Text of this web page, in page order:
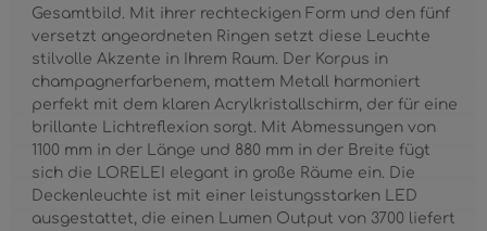
Gesamtbild. Mit ihrer rechteckigen Form und den fünf
versetzt angeordneten Ringen setzt diese Leuchte
stilvolle Akzente in Ihrem Raum. Der Korpus in
champagnerfarbenem, mattem Metall harmoniert
perfekt mit dem klaren Acrylkristallschirm, der für eine
brillante Lichtreflexion sorgt. Mit Abmessungen von
1100 mm in der Länge und 880 mm in der Breite fügt
sich die LORELEI elegant in große Räume ein. Die
Deckenleuchte ist mit einer leistungsstarken LED
ausgestattet, die einen Lumen Output von 3700 liefert